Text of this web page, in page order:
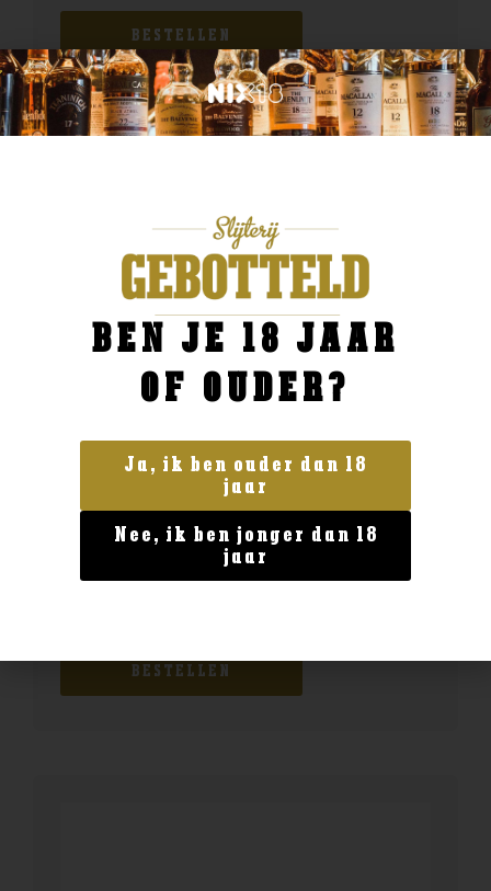
BESTELLEN
Jura 10yo
BESTELLEN
BEN JE 18 JAAR
OF OUDER?
Ja, ik ben ouder dan 18
jaar
Nee, ik ben jonger dan 18
jaar